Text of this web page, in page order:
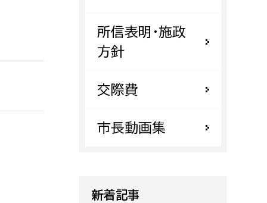
都市計画課
地域交通課
開発審査課
予防課
所信表明・施政
方針
交際費
市長動画集
新着記事